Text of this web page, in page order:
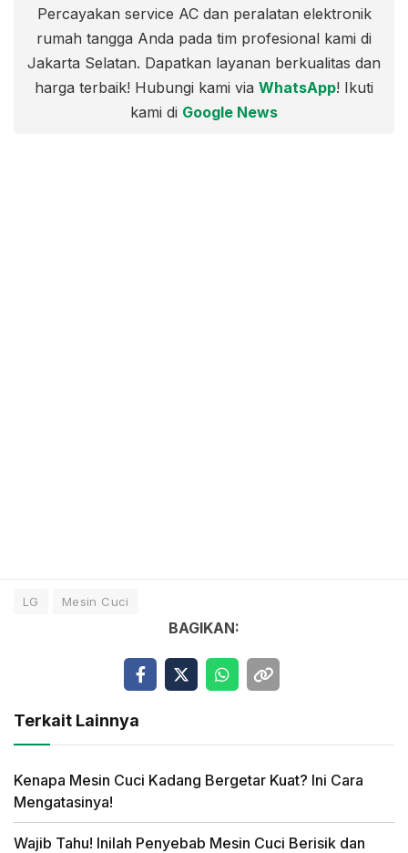
Percayakan service AC dan peralatan elektronik
rumah tangga Anda pada tim profesional kami di
Jakarta Selatan. Dapatkan layanan berkualitas dan
harga terbaik! Hubungi kami via WhatsApp! Ikuti
kami di Google News
LG Mesin Cuci
BAGIKAN:
Terkait Lainnya
Kenapa Mesin Cuci Kadang Bergetar Kuat? Ini Cara
Mengatasinya!
Wajib Tahu! Inilah Penyebab Mesin Cuci Berisik dan